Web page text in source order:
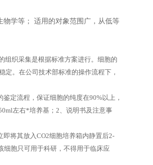
学等； 适用的对象范围广，从低等
织采集是根据标准方案进行。细胞的
定。在公司技术部标准的操作流程下，
定流程，保证细胞的纯度在90%以上，
左右*培养基；2、说明书及注意事
将其放入CO2细胞培养箱内静置后2-
细胞只可用于科研，不得用于临床应